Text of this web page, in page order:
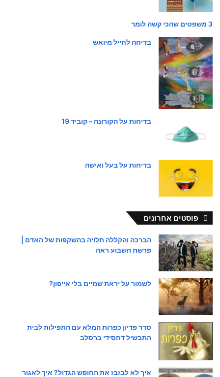
3 משפטים שהכי קשה לומר
בדיחה לחייל מיואש
בדיחות על הקורונה – קוביד 19
בדיחות על בעל ואישה
פוסטים אחרונים
הברכה והקללה תלויה בהשקפות של האדם |
פרשת השבוע ראה
לשמור על יראת שמיים בלי אייפון?
סדר פדיון כפרות המלא עם התפילות לבית
התבשיל דחסידי ברסלב
איך לא לבזבז את החופש הגדול? איך לאגור